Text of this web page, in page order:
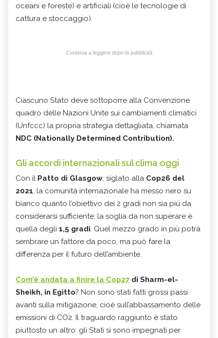
oceani e foreste) e artificiali (cioè le tecnologie di
cattura e stoccaggio).
Continua a leggere dopo la pubblicità
Ciascuno Stato deve sottoporre alla Convenzione
quadro delle Nazioni Unite sui cambiamenti climatici
(Unfccc) la propria strategia dettagliata, chiamata
NDC (Nationally Determined Contribution).
Gli accordi internazionali sul clima oggi
Con il Patto di Glasgow, siglato alla Cop26 del
2021, la comunità internazionale ha messo nero su
bianco quanto l’obiettivo dei 2 gradi non sia più da
considerarsi sufficiente: la soglia da non superare è
quella degli 1,5 gradi. Quel mezzo grado in più potrà
sembrare un fattore da poco, ma può fare la
differenza per il futuro dell’ambiente.
Com’è andata a finire la Cop27 di Sharm-el-
Sheikh, in Egitto? Non sono stati fatti grossi passi
avanti sulla mitigazione, cioè sull’abbassamento delle
emissioni di CO2. Il traguardo raggiunto è stato
piuttosto un altro: gli Stati si sono impegnati per